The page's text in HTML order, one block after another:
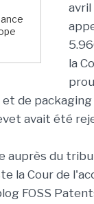
avril
la
de
avait été
auprès du
la Cour de
FOSS